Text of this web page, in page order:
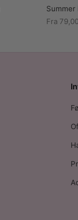
Summer
Fra